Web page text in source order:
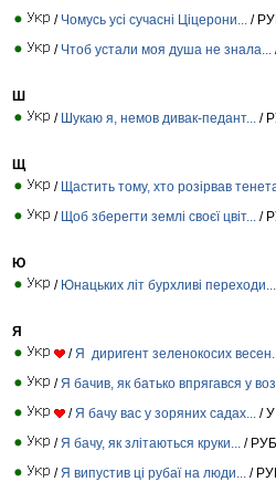
/ Чомусь усі сучасні Ціцерони... /
/ Чтоб устали моя душа не знала...
Ш
/ Шукаю я, немов дивак-педант... /
Щ
/ Щастить тому, хто розірвав
/ Щоб зберегти землі своєї цвіт... /
Ю
/ Юнацьких літ бурхливі переходи...
Я
/ Я диригент зеленокосих весен...
/ Я бачив, як батько впрягався у
/ Я бачу вас у зоряних садах... /
/ Я бачу, як злітаються круки... /
/ Я випустив ці рубаї на люди... /